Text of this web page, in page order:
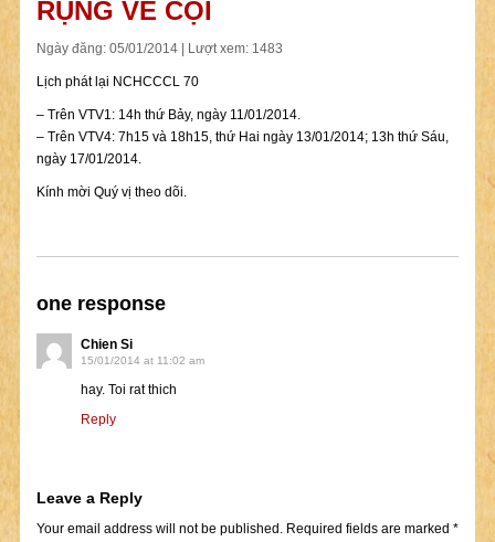
RỤNG VỀ CỘI
Ngày đăng: 05/01/2014 | Lượt xem: 1483
Lịch phát lại NCHCCCL 70
– Trên VTV1: 14h thứ Bảy, ngày 11/01/2014.
– Trên VTV4: 7h15 và 18h15, thứ Hai ngày 13/01/2014; 13h thứ Sáu,
ngày 17/01/2014.
Kính mời Quý vị theo dõi.
one response
Chien Si
15/01/2014 at 11:02 am
hay. Toi rat thich
Reply
Leave a Reply
Your email address will not be published.Required fields are marked *